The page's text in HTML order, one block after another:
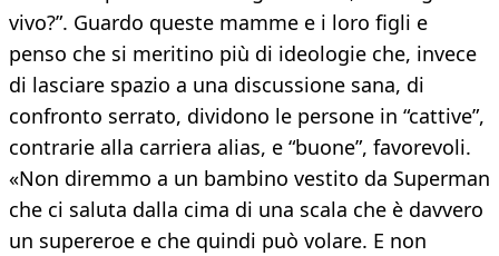
vivo?”. Guardo queste mamme e i loro figli e
penso che si meritino più di ideologie che, invece
di lasciare spazio a una discussione sana, di
confronto serrato, dividono le persone in “cattive”,
contrarie alla carriera alias, e “buone”, favorevoli.
«Non diremmo a un bambino vestito da Superman
che ci saluta dalla cima di una scala che è davvero
un supereroe e che quindi può volare. E non